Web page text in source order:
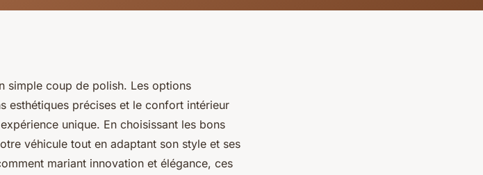
simple coup de polish. Les options
esthétiques précises et le confort intérieur
unique. En choisissant les bons
véhicule tout en adaptant son style et ses
mariant innovation et élégance, ces